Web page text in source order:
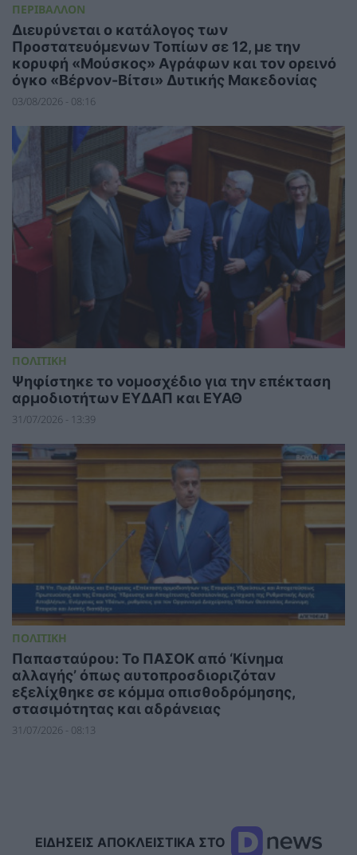
ΠΕΡΙΒΑΛΛΟΝ
Διευρύνεται ο κατάλογος των
Προστατευόμενων Τοπίων σε 12, με την
κορυφή «Μούσκος» Αγράφων και τον ορεινό
όγκο «Βέρνον-Βίτσι» Δυτικής Μακεδονίας
03/08/2026 - 08:16
ΠΟΛΙΤΙΚΗ
Ψηφίστηκε το νομοσχέδιο για την επέκταση
αρμοδιοτήτων ΕΥΔΑΠ και ΕΥΑΘ
31/07/2026 - 13:39
ΠΟΛΙΤΙΚΗ
Παπασταύρου: Το ΠΑΣΟΚ από ‘Κίνημα
αλλαγής’ όπως αυτοπροσδιοριζόταν
εξελίχθηκε σε κόμμα οπισθοδρόμησης,
στασιμότητας και αδράνειας
31/07/2026 - 08:13
ΕΙΔΗΣΕΙΣ ΑΠΟΚΛΕΙΣΤΙΚΑ ΣΤΟ